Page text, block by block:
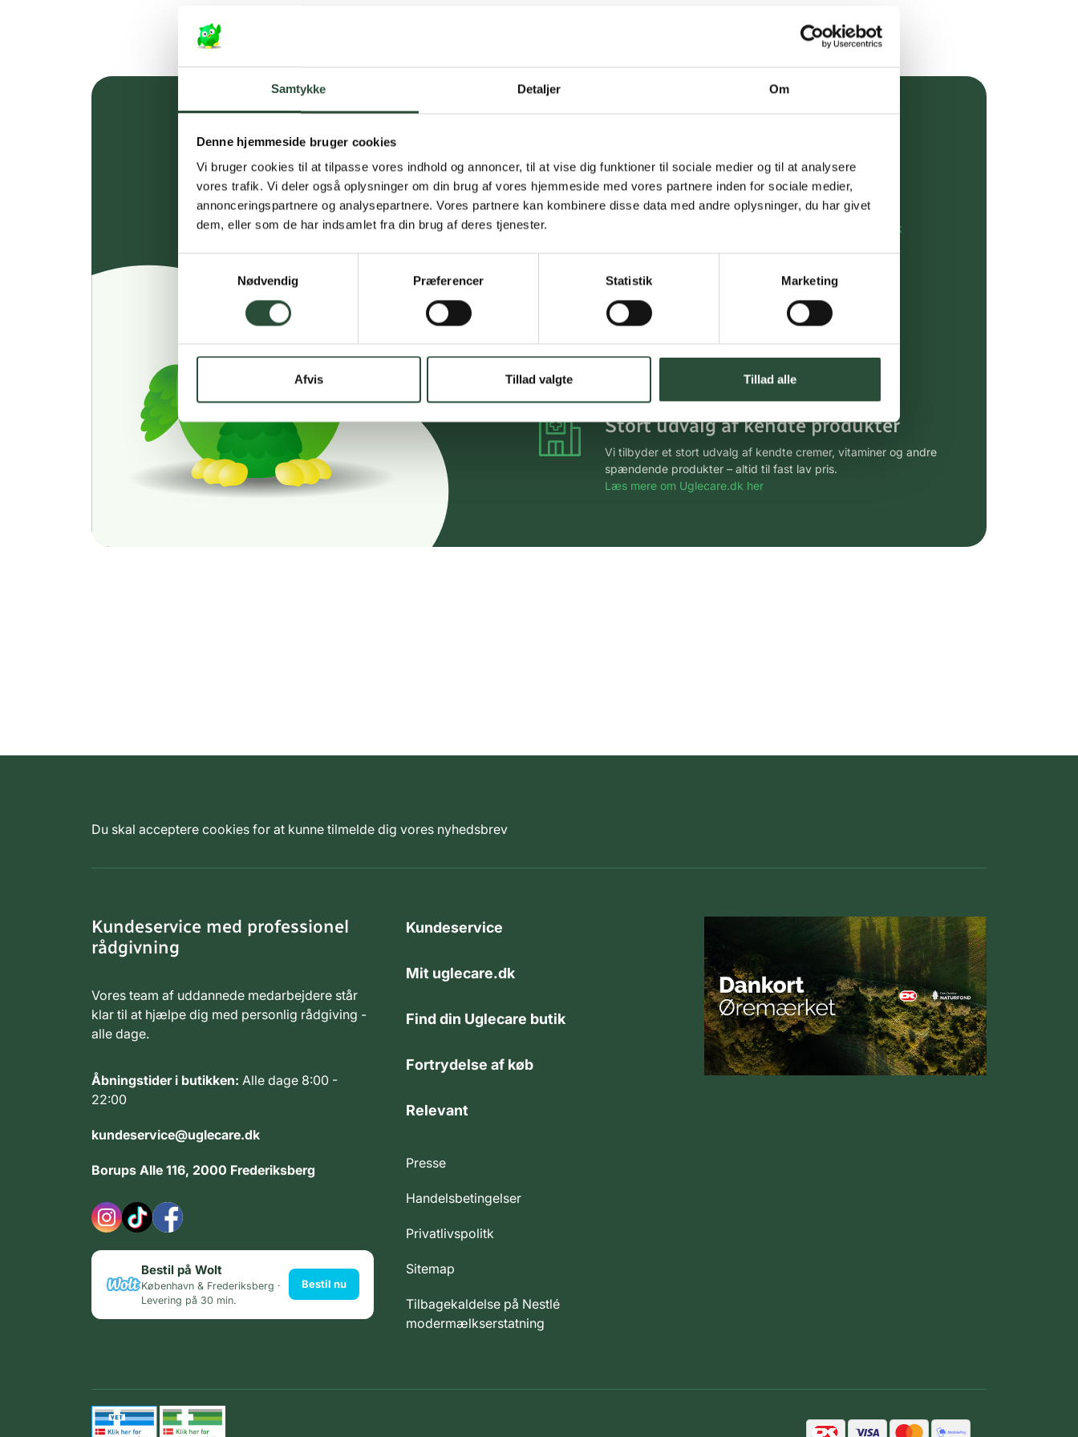
Samtykke Detaljer Om
Denne hjemmeside bruger cookies
Vi bruger cookies til at tilpasse vores indhold og annoncer, til at vise dig funktioner til sociale medier og til at analysere
vores trafik. Vi deler også oplysninger om din brug af vores hjemmeside med vores partnere inden for sociale medier,
annonceringspartnere og analysepartnere. Vores partnere kan kombinere disse data med andre oplysninger, du har givet
dem, eller som de har indsamlet fra din brug af deres tjenester.
Nødvendig
Præferencer Statistik Marketing
Afvis Tillad valgte Tillad alle
Personlig rådgivning
kundeservice@uglecare.dk
Hurtig levering (30 min. i Kbh)
Hurtigt leveringen via GLS, og DAO
Faste lave priser*
*Gælder ikke ernæringsprodukter.
Stort udvalg af kendte produkter
Vi tilbyder et stort udvalg af kendte cremer, vitaminer og andre
spændende produkter – altid til fast lav pris.
Læs mere om Uglecare.dk her
Du skal acceptere cookies for at kunne tilmelde dig vores nyhedsbrev
Kundeservice med professionel
rådgivning
Vores team af uddannede medarbejdere står
klar til at hjælpe dig med personlig rådgiving -
alle dage.
Åbningstider i butikken: Alle dage 8:00 -
22:00
kundeservice@uglecare.dk
Borups Alle 116, 2000 Frederiksberg
Bestil på Wolt
København & Frederiksberg ·
Levering på 30 min.
Bestil nu
Kundeservice
Mit uglecare.dk
Find din Uglecare butik
Fortrydelse af køb
Relevant
Presse
Handelsbetingelser
Privatlivspolitk
Sitemap
Tilbagekaldelse på Nestlé
modermælkserstatning